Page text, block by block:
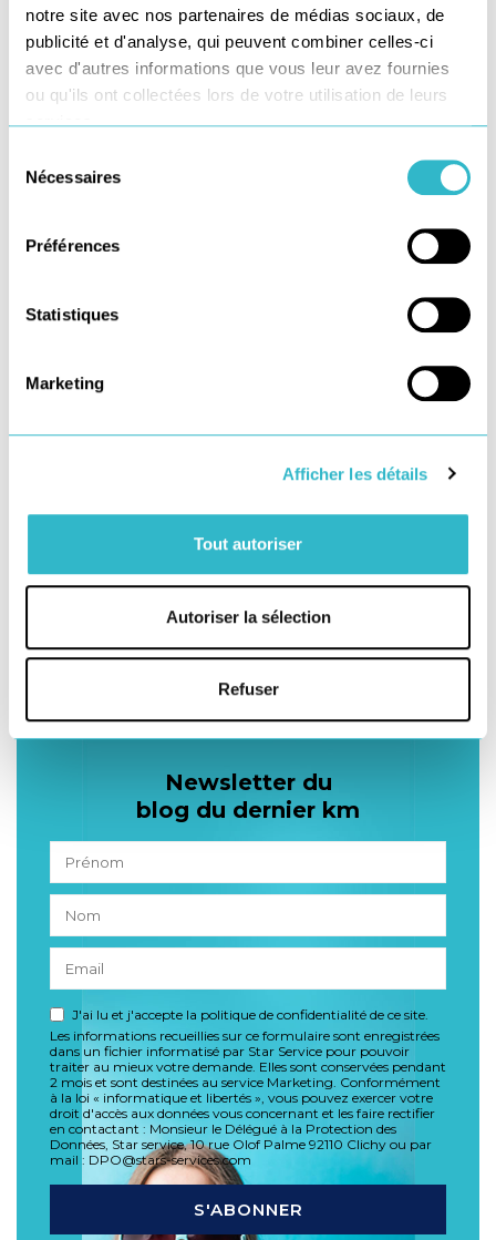
notre site avec nos partenaires de médias sociaux, de
publicité et d'analyse, qui peuvent combiner celles-ci
avec d'autres informations que vous leur avez fournies
ou qu'ils ont collectées lors de votre utilisation de leurs
services.
Nécessaires
Préférences
Statistiques
Marketing
Afficher les détails
Tout autoriser
Autoriser la sélection
Refuser
Téléchargez
notre DPEF 2022
Je découvre
Newsletter du
blog du dernier km
J'ai lu et j'accepte la politique de confidentialité de ce site.
Les informations recueillies sur ce formulaire sont enregistrées
dans un fichier informatisé par Star Service pour pouvoir
traiter au mieux votre demande. Elles sont conservées pendant
2 mois et sont destinées au service Marketing. Conformément
à la loi « informatique et libertés », vous pouvez exercer votre
droit d'accès aux données vous concernant et les faire rectifier
en contactant : Monsieur le Délégué à la Protection des
Données, Star service, 10 rue Olof Palme 92110 Clichy ou par
mail : DPO@stars-services.com